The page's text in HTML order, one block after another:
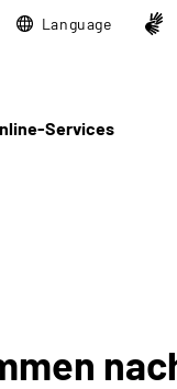
Language
Services